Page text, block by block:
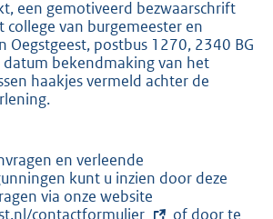
een gemotiveerd bezwaarschrift
van burgemeester en
Oegstgeest, postbus 1270, 2340 BG
datum bekendmaking van het
haakjes vermeld achter de
en verleende
kunt u inzien door deze
via onze website
x
contactformulier
of door te